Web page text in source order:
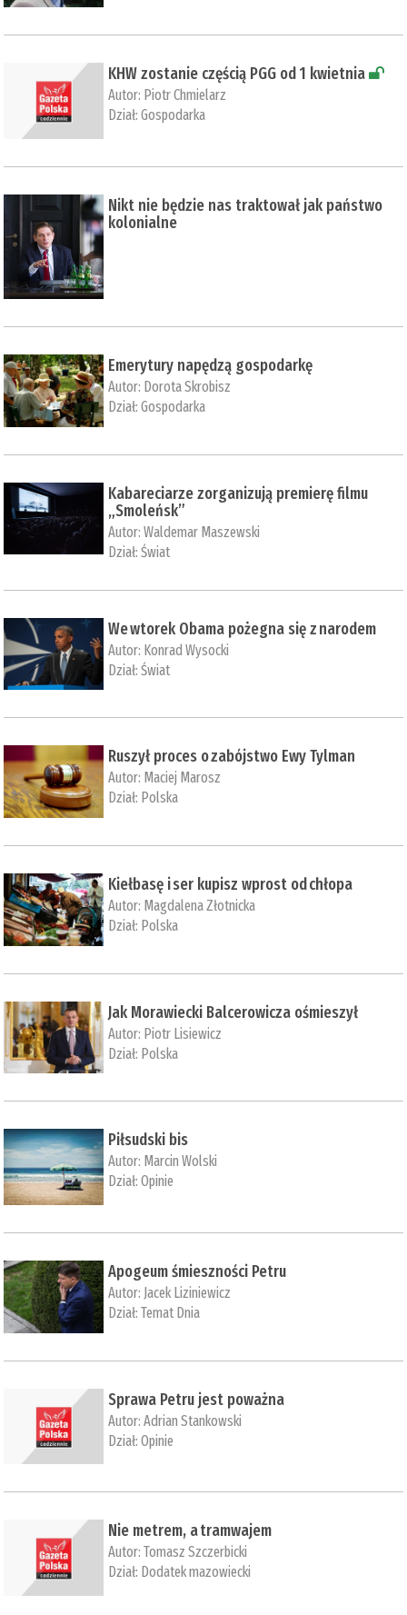
KHW zostanie częścią PGG od 1 kwietnia
Autor: Piotr Chmielarz
Dział:Gospodarka
Nikt nie będzie nas traktował jak państwo
kolonialne
Emerytury napędzą gospodarkę
Autor: Dorota Skrobisz
Dział:Gospodarka
Kabareciarze zorganizują premierę filmu
„Smoleńsk”
Autor:Waldemar Maszewski
Dział:Świat
We wtorek Obama pożegna się z narodem
Autor: Konrad Wysocki
Dział:Świat
Ruszył proces o zabójstwo Ewy Tylman
Autor: Maciej Marosz
Dział: Polska
Kiełbasę i ser kupisz wprost od chłopa
Autor: Magdalena Złotnicka
Dział: Polska
Jak Morawiecki Balcerowicza ośmieszył
Autor: Piotr Lisiewicz
Dział: Polska
Piłsudski bis
Autor: Marcin Wolski
Dział:Opinie
Apogeum śmieszności Petru
Autor: Jacek Liziniewicz
Dział:Temat Dnia
Sprawa Petru jest poważna
Autor:Adrian Stankowski
Dział:Opinie
​Nie metrem, a tramwajem
Autor:Tomasz Szczerbicki
Dział: Dodatek mazowiecki